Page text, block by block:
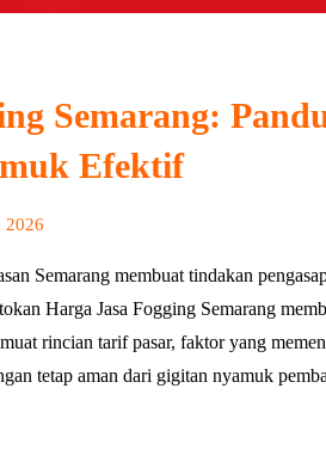
Semarang:
Efektif
2026
Semarang membuat tindakan
Harga Jasa Fogging Semarang
rincian tarif pasar, faktor yang
tetap aman dari gigitan nyamuk